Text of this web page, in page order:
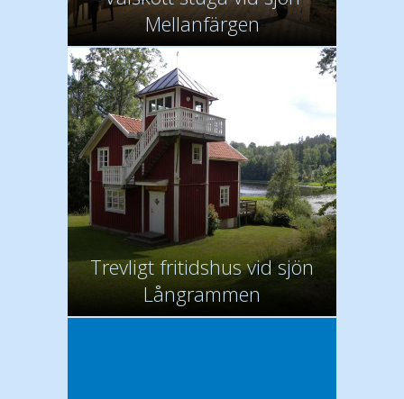
Mellanfärgen
Trevligt fritidshus vid sjön
Långrammen